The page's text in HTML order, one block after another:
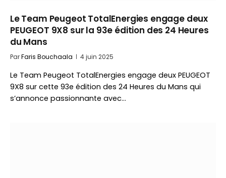
Le Team Peugeot TotalEnergies engage deux
PEUGEOT 9X8 sur la 93e édition des 24 Heures
du Mans
ParFaris Bouchaala 4 juin 2025
Le Team Peugeot TotalEnergies engage deux PEUGEOT
9X8 sur cette 93e édition des 24 Heures du Mans qui
s’annonce passionnante avec…